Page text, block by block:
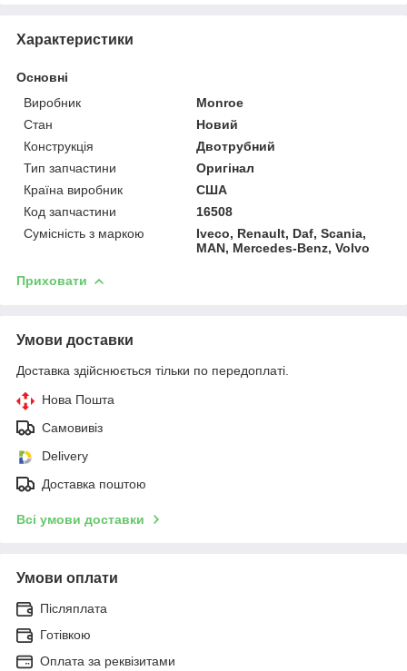
Характеристики
Основні
Виробник
Monroe
Стан
Новий
Конструкція
Двотрубний
Тип запчастини
Оригінал
Країна виробник
США
Код запчастини
16508
Сумісність з маркою
Iveco, Renault, Daf, Scania,
MAN, Mercedes-Benz, Volvo
Приховати
Умови доставки
Доставка здійснюється тільки по передоплаті.
Нова Пошта
Самовивіз
Delivery
Доставка поштою
Всі умови доставки
Умови оплати
Післяплата
Готівкою
Оплата за реквізитами